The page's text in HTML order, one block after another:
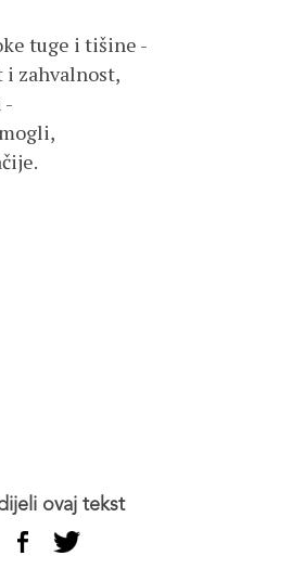
tuge i tišine -
i zahvalnost,
-
ovaj tekst